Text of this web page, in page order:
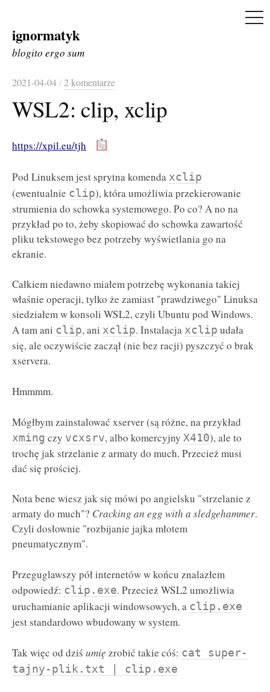
Skip
to
ignormatyk
blogito ergo sum
2021-04-04/2 komentarze
WSL2: clip, xclip
https://xpil.eu/tjh
Pod Linuksem jest sprytna komenda xclip
(ewentualnie clip), która umożliwia przekierowanie
strumienia do schowka systemowego. Po co? A no na
przykład po to, żeby skopiować do schowka zawartość
pliku tekstowego bez potrzeby wyświetlania go na
ekranie.
Całkiem niedawno miałem potrzebę wykonania takiej
właśnie operacji, tylko że zamiast "prawdziwego" Linuksa
siedziałem w konsoli WSL2, czyli Ubuntu pod Windows.
A tam ani clip, ani xclip. Instalacja xclip udała
się, ale oczywiście zaczął (nie bez racji) pyszczyć o brak
xservera.
Hmmmm.
Mógłbym zainstalować xserver (są różne, na przykład
xming czy vcxsrv, albo komercyjny X410), ale to
trochę jak strzelanie z armaty do much. Przecież musi
dać się prościej.
Nota bene wiesz jak się mówi po angielsku "strzelanie z
armaty do much"? Cracking an egg with a sledgehammer.
Czyli dosłownie "rozbijanie jajka młotem
pneumatycznym".
Przeguglawszy pół internetów w końcu znalazłem
odpowiedź: clip.exe. Przecież WSL2 umożliwia
uruchamianie aplikacji windowsowych, a clip.exe
jest standardowo wbudowany w system.
Tak więc od dziś umię zrobić takie cóś: cat super-
tajny-plik.txt | clip.exe